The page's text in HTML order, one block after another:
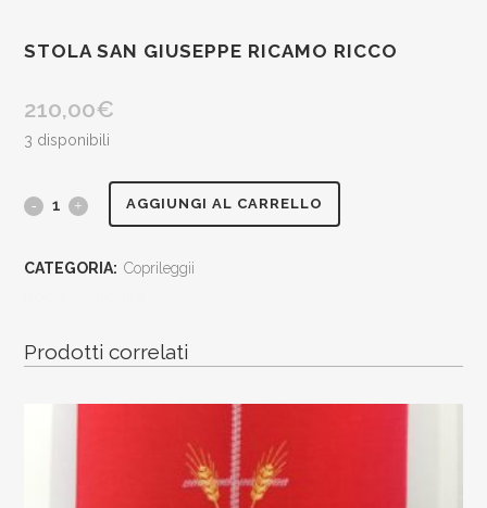
STOLA SAN GIUSEPPE RICAMO RICCO
210,00€
3 disponibili
stola
ricco
quantity
AGGIUNGI AL CARRELLO
CATEGORIA: Coprileggii
Prodotti correlati